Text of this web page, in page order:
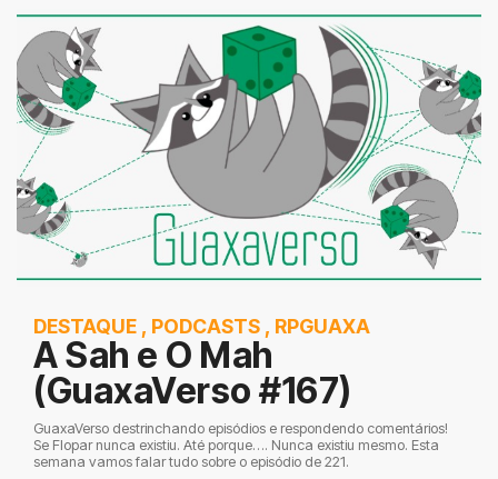
DESTAQUE , PODCASTS , RPGUAXA
A Sah e O Mah
(GuaxaVerso #167)
GuaxaVerso destrinchando episódios e respondendo comentários!
Se Flopar nunca existiu. Até porque…. Nunca existiu mesmo. Esta
semana vamos falar tudo sobre o episódio de 221.